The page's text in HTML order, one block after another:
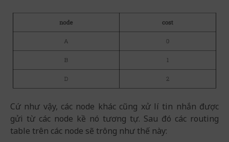
Cứ như vậy, các node khác cũng xử lí tin nhắn được
gửi từ các node kề nó tương tự. Sau đó các routing
table trên các node sẽ trông như thế này: